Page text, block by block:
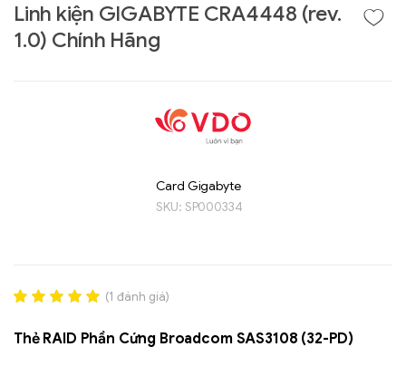
Linh kiện GIGABYTE CRA4448 (rev.
1.0) Chính Hãng
Card Gigabyte
SKU: SP000334
out of 5
based on
(1 đánh giá)
Thẻ RAID Phần Cứng Broadcom SAS3108 (32-PD)